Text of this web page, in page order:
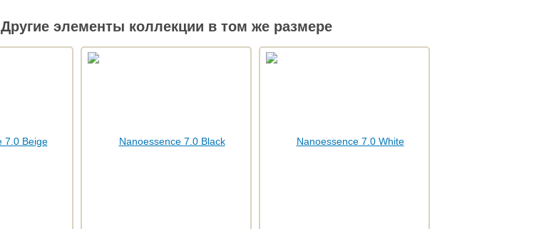
Другие элементы коллекции в том же размере